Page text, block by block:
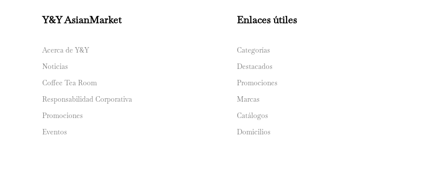
Y&Y AsianMarket
Acerca de Y&Y
Noticias
Coffee Tea Room
Responsabilidad Corporativa
Promociones
Eventos
Enlaces útiles
Categorías
Destacados
Promociones
Marcas
Catálogos
Domicilios